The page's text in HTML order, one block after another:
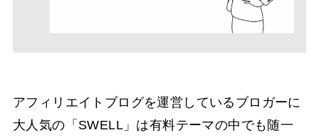
アフィリエイトブログを運営しているブロガーに
大人気の「SWELL」は有料テーマの中でも随一